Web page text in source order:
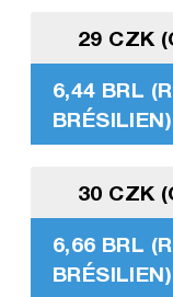
29 CZK
6,44 BRL
BRÉSILIEN)
30 CZK
6,66 BRL
BRÉSILIEN)